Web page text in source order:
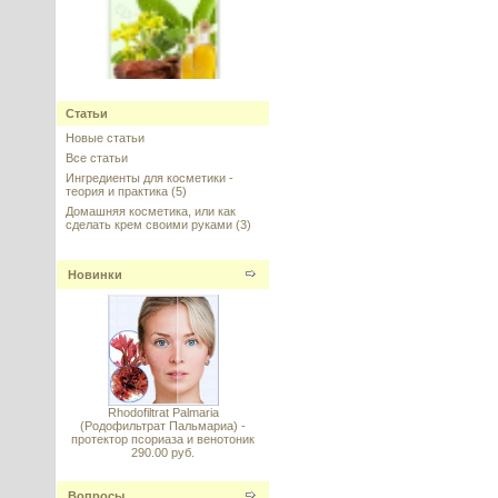
Жожоба Голден масло
нерафинированное, Израиль
Superox-C™ AF (Суперокс С) -
поглотитель свободных
радикалов
---------
пшеницы (Hydrolyzed Wheat
Статьи
Новые статьи
Все статьи
Ингредиенты для косметики -
теория и практика (5)
Домашняя косметика, или как
сделать крем своими руками (3)
Новинки
Rhodofiltrat Palmaria
(Родофильтрат Пальмариа) -
протектор псориаза и венотоник
290.00 руб.